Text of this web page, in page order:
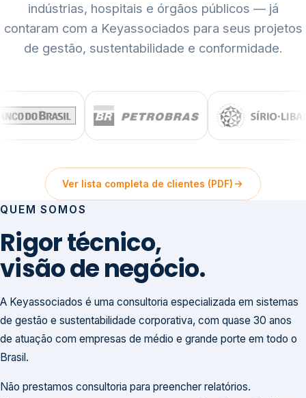
indústrias, hospitais e órgãos públicos — já
contaram com a Keyassociados para seus projetos
de gestão, sustentabilidade e conformidade.
Ver lista completa de clientes (PDF)
QUEM SOMOS
Rigor técnico,
visão de negócio.
A Keyassociados é uma consultoria especializada em sistemas
de gestão e sustentabilidade corporativa, com quase 30 anos
de atuação com empresas de médio e grande porte em todo o
Brasil.
Não prestamos consultoria para preencher relatórios.